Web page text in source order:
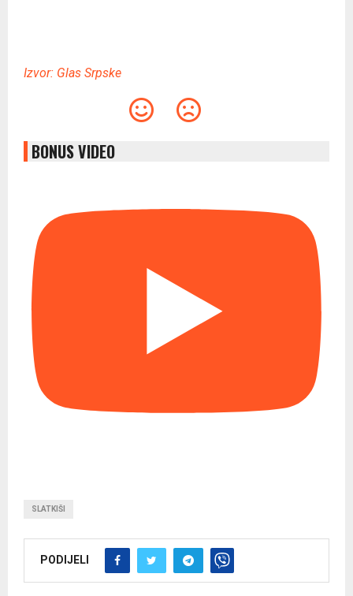
Izvor: Glas Srpske
BONUS VIDEO
SLATKIŠI
PODIJELI